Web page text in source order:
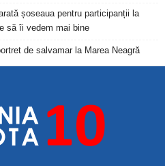
șoseaua pentru participanții la
să îi vedem mai bine
de salvamar la Marea Neagră